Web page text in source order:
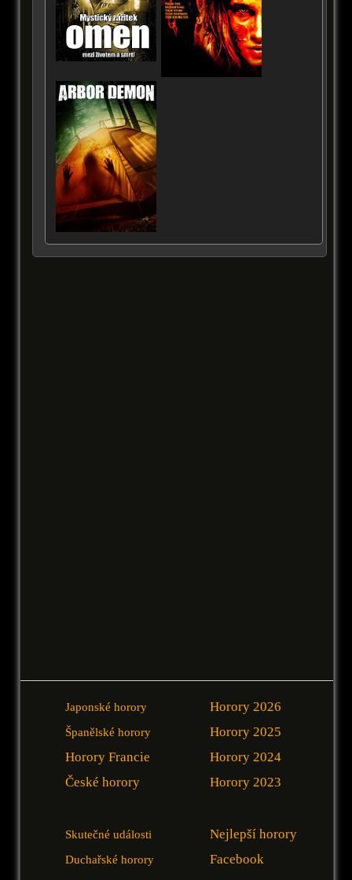
Japonské horory
Španělské horory
Horory Francie
České horory
Horory 2026
Horory 2025
Horory 2024
Horory 2023
Skutečné události
Duchařské horory
Nejlepší horory
Facebook